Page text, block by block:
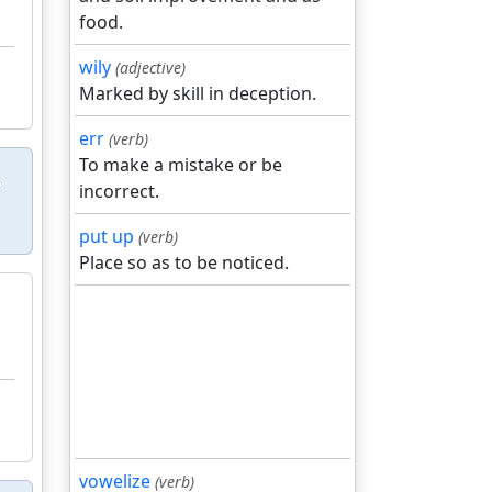
food.
wily (adjective)
Marked by skill in deception.
err (verb)
To make a mistake or be
incorrect.
put up (verb)
Place so as to be noticed.
vowelize (verb)